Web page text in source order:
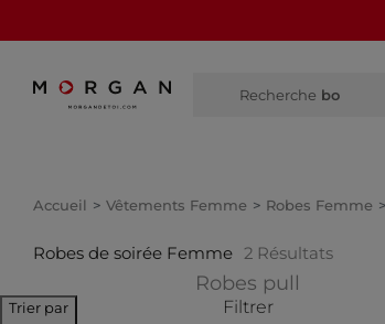
Recherche bottes ha
Accueil Vêtements Femme Robes Femme
Robes de soirée Femme 2 Résultats
Robes pull
Trier par Filtrer